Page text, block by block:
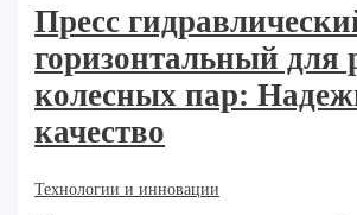
Пресс
горизонтальный для
колесных пар:
качество
Технологии и инновации